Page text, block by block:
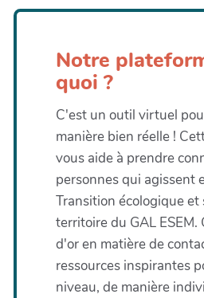
Notre
quoi ?
C'est un outil virtuel
manière bien réelle !
vous aide à prendre
personnes qui agissent
Transition écologique et
territoire du GAL ESEM.
d'or en matière de
ressources inspirantes
niveau, de manière